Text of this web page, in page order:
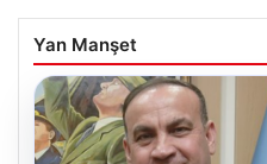
Yan Manşet